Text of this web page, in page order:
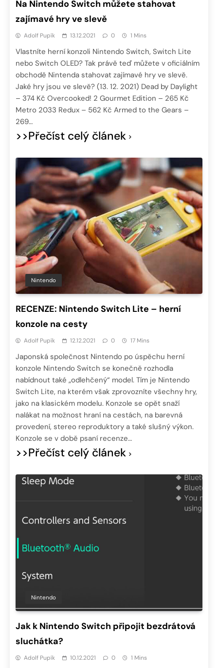
Na Nintendo Switch můžete stahovat
zajímavé hry ve slevě
Adolf Pupík 13.12.2021 0 1 Mins
Vlastníte herní konzoli Nintendo Switch, Switch Lite
nebo Switch OLED? Tak právě teď můžete v oficiálním
obchodě Nintenda stahovat zajímavé hry ve slevě.
Jaké hry jsou ve slevě? (13. 12. 2021) Dead by Daylight
– 374 Kč Overcooked! 2 Gourmet Edition – 265 Kč
Metro 2033 Redux – 562 Kč Armed to the Gears –
269…
>>Přečíst celý článek
Nintendo
RECENZE: Nintendo Switch Lite – herní
konzole na cesty
Adolf Pupík 12.12.2021 0 17 Mins
Japonská společnost Nintendo po úspěchu herní
konzole Nintendo Switch se konečně rozhodla
nabídnout také „odlehčený“ model. Tím je Nintendo
Switch Lite, na kterém však zprovozníte všechny hry,
jako na klasickém modelu. Konzole se opět snaží
nalákat na možnost hraní na cestách, na barevná
provedení, stereo reproduktory a také slušný výkon.
Konzole se v době psaní recenze…
>>Přečíst celý článek
Nintendo
Jak k Nintendo Switch připojit bezdrátová
sluchátka?
Adolf Pupík 10.12.2021 0 1 Mins